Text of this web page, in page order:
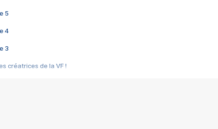
5
4
3
créatrices de la VF !